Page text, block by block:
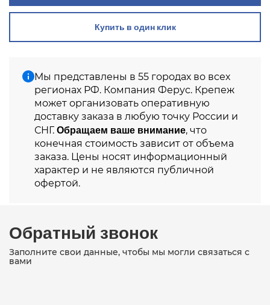
Купить в один клик
Мы представлены в 55 городах во всех
регионах РФ. Компания Ферус. Крепеж
может организовать оперативную
доставку заказа в любую точку России и
СНГ. Обращаем ваше внимание, что
конечная стоимость зависит от объема
заказа. Цены носят информационный
характер и не являются публичной
офертой.
Обратный звонок
Заполните свои данные, чтобы мы могли связаться с
вами